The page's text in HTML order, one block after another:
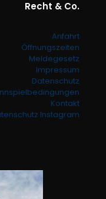
Recht & Co.
Anfahrt
Öffnungszeiten
Meldegesetz
Impressum
Datenschutz
Kontakt
Instagram